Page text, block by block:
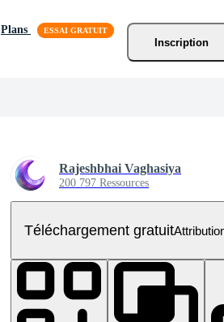
Plans
Inscription
Rajeshbhai Vaghasiya
200 797 Ressources
Téléchargement gratuit